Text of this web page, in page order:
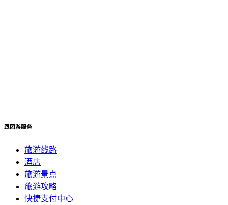
跟团游服务
旅游线路
酒店
旅游景点
旅游攻略
快捷支付中心